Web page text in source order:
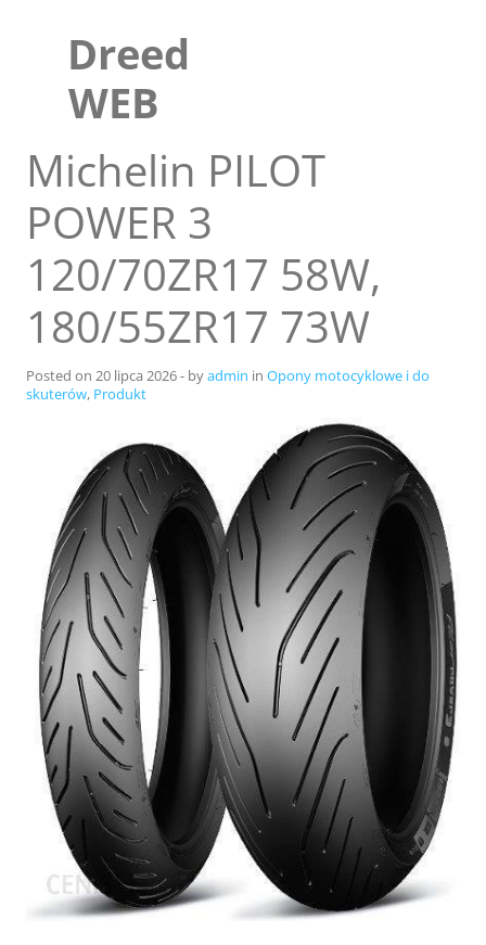
Dreed
WEB
Sklep
Michelin PILOT
POWER 3
120/70ZR17 58W,
180/55ZR17 73W
Posted on 20 lipca 2026- byadmin in Opony motocyklowe i do
skuterów, Produkt